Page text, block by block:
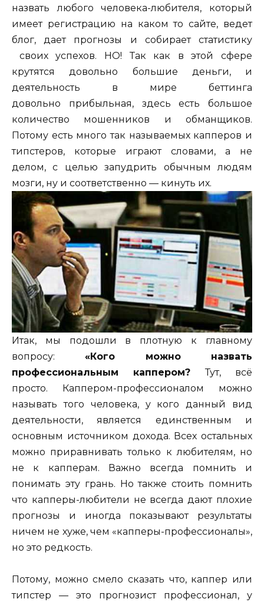
назвать любого человека-любителя, который
имеет регистрацию на каком то сайте, ведет
блог, дает прогнозы и собирает статистику
своих успехов. НО! Так как в этой сфере
крутятся довольно большие деньги, и
деятельность в мире беттинга
довольно прибыльная, здесь есть большое
количество мошенников и обманщиков.
Потому есть много так называемых капперов и
типстеров, которые играют словами, а не
делом, с целью запудрить обычным людям
мозги, ну и соответственно — кинуть их.
Итак, мы подошли в плотную к главному
вопросу: «Кого можно назвать
профессиональным каппером? Тут, всё
просто. Каппером-профессионалом можно
называть того человека, у кого данный вид
деятельности, является единственным и
основным источником дохода. Всех остальных
можно приравнивать только к любителям, но
не к капперам. Важно всегда помнить и
понимать эту грань. Но также стоить помнить
что капперы-любители не всегда дают плохие
прогнозы и иногда показывают результаты
ничем не хуже, чем «капперы-профессионалы»,
но это редкость.
Потому, можно смело сказать что, каппер или
типстер — это прогнозист профессионал, у